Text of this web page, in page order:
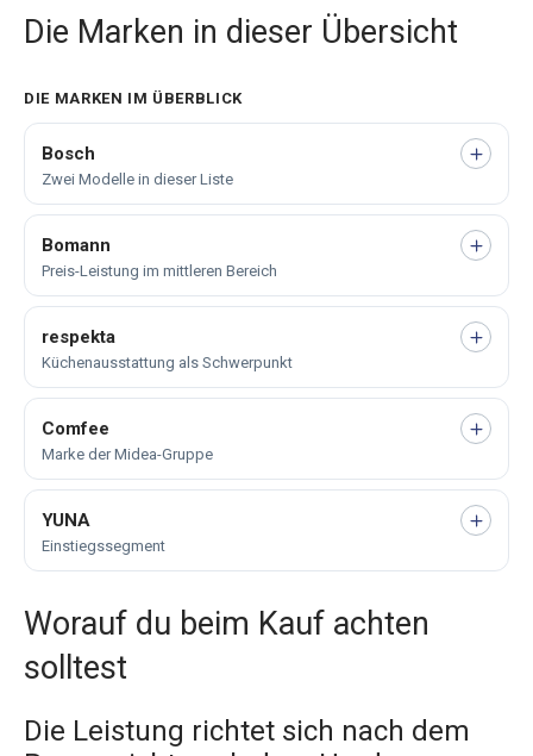
Die Marken in dieser Übersicht
DIE MARKEN IM ÜBERBLICK
Bosch
Zwei Modelle in dieser Liste
Bomann
Preis-Leistung im mittleren Bereich
respekta
Küchenausstattung als Schwerpunkt
Comfee
Marke der Midea-Gruppe
YUNA
Einstiegssegment
Worauf du beim Kauf achten
solltest
Die Leistung richtet sich nach dem